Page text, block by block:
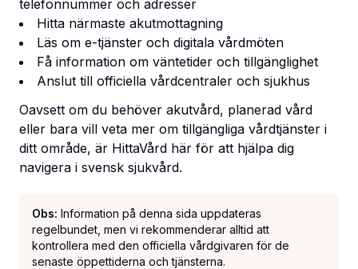
telefonnummer och adresser
Hitta närmaste akutmottagning
Läs om e-tjänster och digitala vårdmöten
Få information om väntetider och tillgänglighet
Anslut till officiella vårdcentraler och sjukhus
Oavsett om du behöver akutvård, planerad vård
eller bara vill veta mer om tillgängliga vårdtjänster i
ditt område, är HittaVård här för att hjälpa dig
navigera i svensk sjukvård.
Obs: Information på denna sida uppdateras
regelbundet, men vi rekommenderar alltid att
kontrollera med den officiella vårdgivaren för de
senaste öppettiderna och tjänsterna.